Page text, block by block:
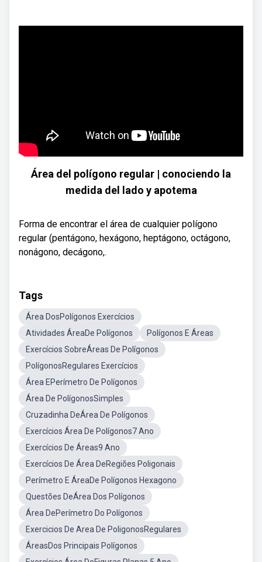
Área del polígono regular | conociendo la
medida del lado y apotema
Forma de encontrar el área de cualquier polígono
regular (pentágono, hexágono, heptágono, octágono,
nonágono, decágono,.
Tags
Área DosPolígonos Exercícios
Atividades ÁreaDe Polígonos
Polígonos E Áreas
Exercícios SobreÁreas De Polígonos
PolígonosRegulares Exercícios
Área EPerímetro De Polígonos
Área De PolígonosSimples
Cruzadinha DeÁrea De Polígonos
Exercícios Área De Polígonos7 Ano
Exercícios De Áreas9 Ano
Exercícios De Área DeRegiões Poligonais
Perímetro E ÁreaDe Polígonos Hexagono
Questões DeÁrea Dos Polígonos
Área DePerímetro Do Polígonos
Exercicios De Area De PoligonosRegulares
ÁreasDos Principais Polígonos